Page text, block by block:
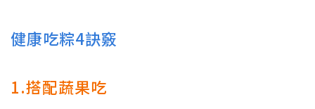
健康吃粽4訣竅
1.搭配蔬果吃